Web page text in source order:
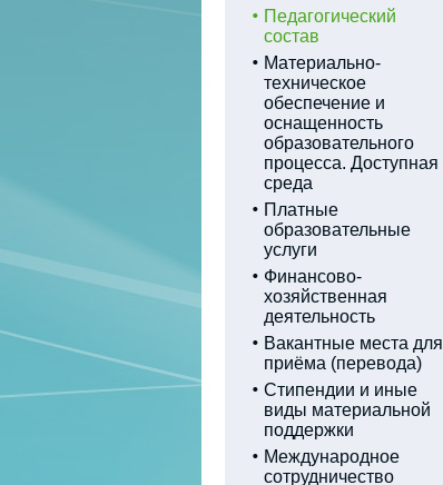
Педагогический
состав
Материально-
техническое
обеспечение и
оснащенность
образовательного
процесса. Доступная
среда
Платные
образовательные
услуги
Финансово-
хозяйственная
деятельность
Вакантные места для
приёма (перевода)
Стипендии и иные
виды материальной
поддержки
Международное
сотрудничество